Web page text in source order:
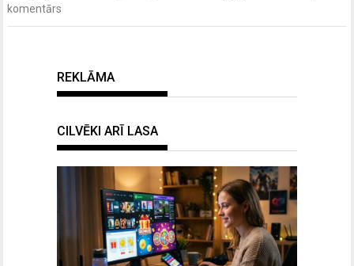
komentārs
REKLĀMA
CILVĒKI ARĪ LASA